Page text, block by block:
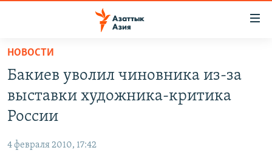
Вернуться
основному
содержанию
Вернутся
главной
навигацииТАДЖИКИСТАН
ВОЙНА В УКРАИНЕ
ҚАЗАҚША
НОВОСТИ
Бакиев уволил чиновника из-за
выставки художника-критика
России
4 февраля 2010, 17:42